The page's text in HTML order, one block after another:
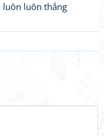
luôn luôn thắng